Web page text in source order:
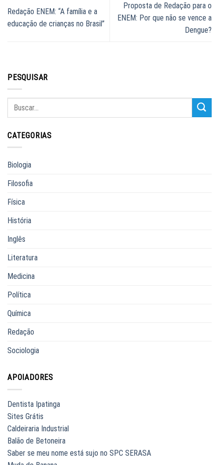
Redação ENEM: “A família e a
educação de crianças no Brasil”
Proposta de Redação para o
ENEM: Por que não se vence a
Dengue?
PESQUISAR
CATEGORIAS
Biologia
Filosofia
Física
História
Inglês
Literatura
Medicina
Política
Química
Redação
Sociologia
APOIADORES
Dentista Ipatinga
Sites Grátis
Caldeiraria Industrial
Balão de Betoneira
Saber se meu nome está sujo no SPC SERASA